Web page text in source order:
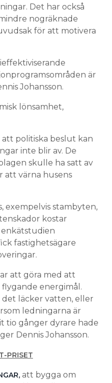
Det har också
nogräknade
för att motivera
är
Johansson.
lönsamhet,
att politiska beslut kan
inte blir av. De
skulle ha satt av
att värna husens
exempelvis stambyten,
kostar
enkätstudien
fastighetsägare
att göra med att
energimål.
det läcker vatten, eller
ledningarna är
tio gånger dyrare hade
Dennis Johansson.
PRISET
att bygga om